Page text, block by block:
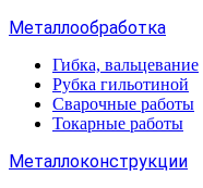
Металлообработка
Гибка, вальцевание
Рубка гильотиной
Сварочные работы
Токарные работы
Металлоконструкции